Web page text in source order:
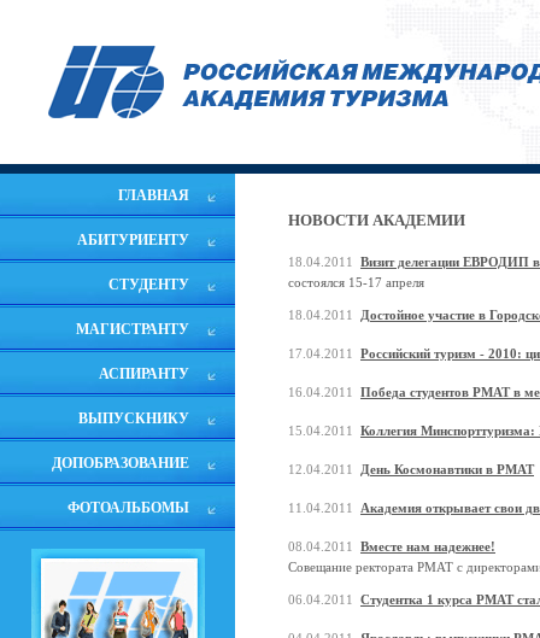
ГЛАВНАЯ
АБИТУРИЕНТУ
СТУДЕНТУ
МАГИСТРАНТУ
АСПИРАНТУ
ВЫПУСКНИКУ
ДОПОБРАЗОВАНИЕ
ФОТОАЛЬБОМЫ
НОВОСТИ АКАДЕМИИ
18.04.2011 Визит делегации ЕВРОДИП
состоялся 15-17 апреля
18.04.2011 Достойное участие в
17.04.2011 Российский туризм - 2010:
16.04.2011 Победа студентов РМАТ в
15.04.2011 Коллегия
12.04.2011 День Космонавтики в РМАТ
11.04.2011 Академия открывает свои
08.04.2011 Вместе нам надежнее!
Cовещание ректората РМАТ с
06.04.2011 Студентка 1 курса РМАТ